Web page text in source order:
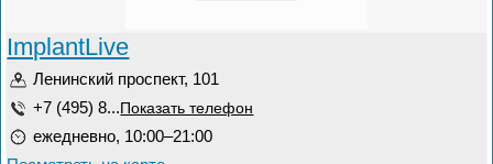
ImplantLive
Ленинский проспект, 101
+7 (495) 8... Показать телефон
ежедневно, 10:00–21:00